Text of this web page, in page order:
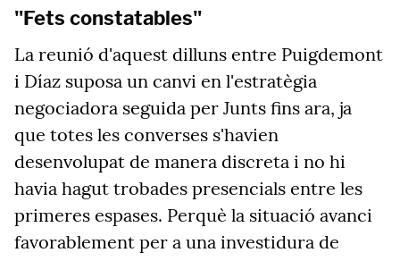
"Fets constatables"
La reunió d'aquest dilluns entre Puigdemont
i Díaz suposa un canvi en l'estratègia
negociadora seguida per Junts fins ara, ja
que totes les converses s'havien
desenvolupat de manera discreta i no hi
havia hagut trobades presencials entre les
primeres espases. Perquè la situació avanci
favorablement per a una investidura de